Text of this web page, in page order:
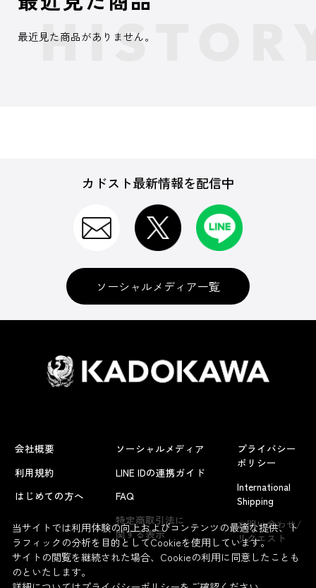
よくあるお問い合わせ
最近見た商品がありません。
カドスト最新情報を配信中
ソーシャルメディア一覧
会社概要
利用規約
はじめての方へ
ソーシャルメディア
LINE IDの連携ガイド
FAQ
特定商取引法に
関する表示
プライバシー
ポリシー
International
Shipping
お問い合わせ/
リクエスト
当サイトでは利用体験の向上およびコンテンツの最適な提供、ト
ラフィックの分析を目的としてCookieを使用しています。
サイトの閲覧を継続された場合、Cookieの利用に同意したことも
のといたします。